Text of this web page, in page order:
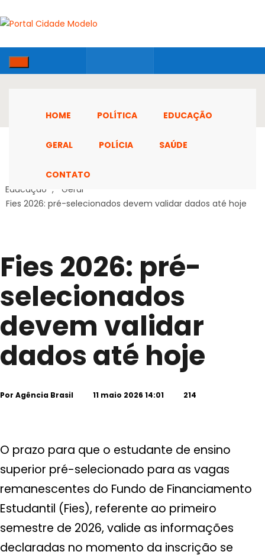
HOME POLÍTICA EDUCAÇÃO
GERAL POLÍCIA SAÚDE
CONTATO
Educação ,
Geral
Fies 2026: pré-selecionados devem validar dados até hoje
Fies 2026: pré-
selecionados
devem validar
dados até hoje
Por Agência Brasil 11 maio 2026 14:01 214
O prazo para que o estudante de ensino
superior pré-selecionado para as vagas
remanescentes do Fundo de Financiamento
Estudantil (Fies), referente ao primeiro
semestre de 2026, valide as informações
declaradas no momento da inscrição se